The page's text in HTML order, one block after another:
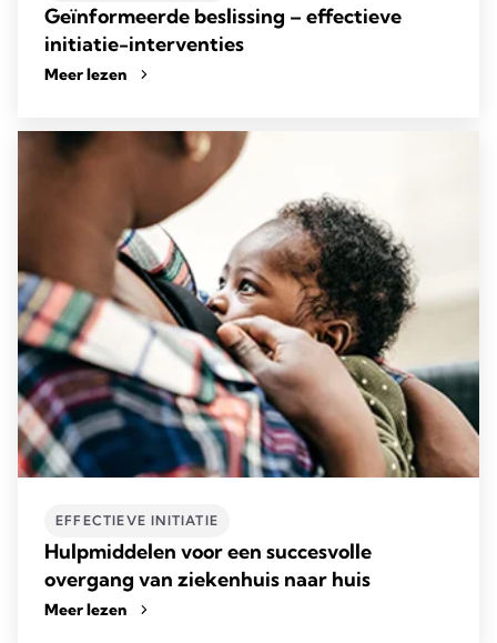
Geïnformeerde beslissing – effectieve
initiatie-interventies
Meer lezen
EFFECTIEVE INITIATIE
Hulpmiddelen voor een succesvolle
overgang van ziekenhuis naar huis
Meer lezen